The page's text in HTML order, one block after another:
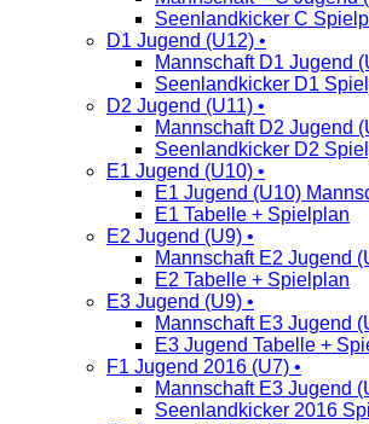
Seenlandkicker C
D1 Jugend (U12) •
Mannschaft D1 Jugend
Seenlandkicker D1
D2 Jugend (U11) •
Mannschaft D2 Jugend
Seenlandkicker D2
E1 Jugend (U10) •
E1 Jugend (U10)
E1 Tabelle + Spielplan
E2 Jugend (U9) •
Mannschaft E2 Jugend
E2 Tabelle + Spielplan
E3 Jugend (U9) •
Mannschaft E3 Jugend
E3 Jugend Tabelle +
F1 Jugend 2016 (U7) •
Mannschaft E3 Jugend
Seenlandkicker 2016